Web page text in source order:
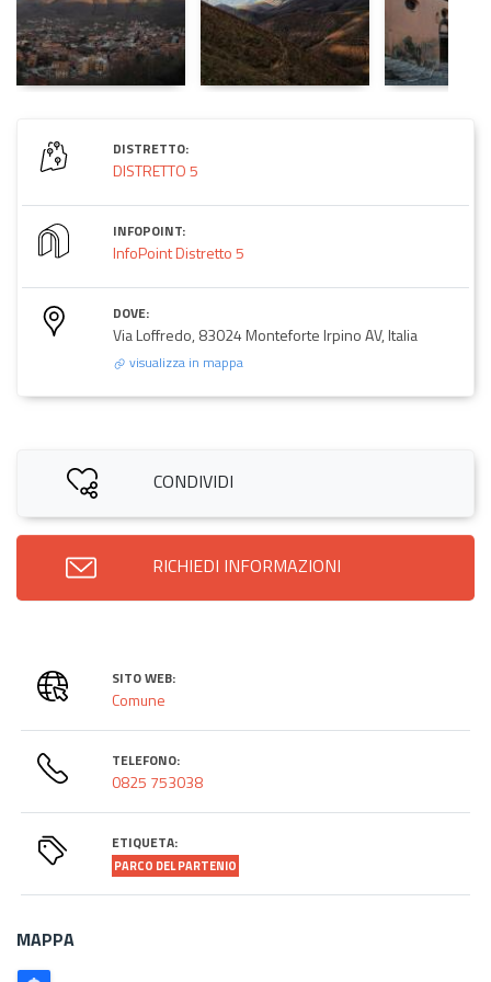
DISTRETTO:
DISTRETTO 5
INFOPOINT:
InfoPoint Distretto 5
DOVE:
Via Loffredo, 83024 Monteforte Irpino AV, Italia
visualizza in mappa
CONDIVIDI
RICHIEDI INFORMAZIONI
SITO WEB:
Comune
TELEFONO:
0825 753038
ETIQUETA:
PARCO DEL PARTENIO
MAPPA